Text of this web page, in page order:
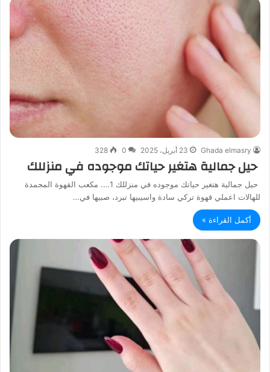
Ghada elmasry 23 أبريل، 2025 0
328
حيل جمالية هتغير حياتك موجوده في منزللك
حيل جمالية هتغير حياتك موجوده في منزللك 1…. مكعب القهوة المجمدة
للهالات اعملي قهوة تركي سادة واسيبيها تبرد، صبيها في…
أكمل القراءة »